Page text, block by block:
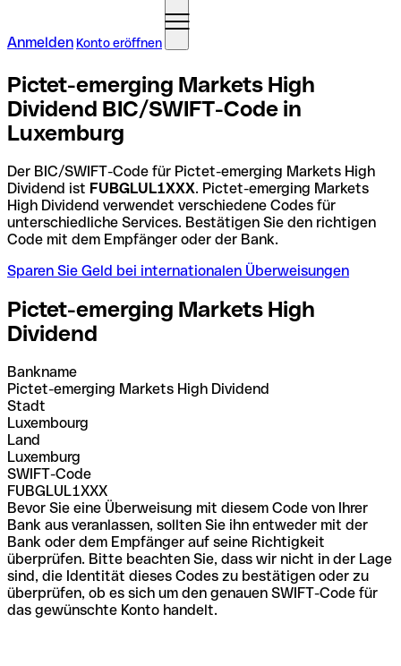
Anmelden Konto eröffnen
Pictet-emerging Markets High
Dividend BIC/SWIFT-Code in
Luxemburg
Der BIC/SWIFT-Code für Pictet-emerging Markets High
Dividend ist FUBGLUL1XXX. Pictet-emerging Markets
High Dividend verwendet verschiedene Codes für
unterschiedliche Services. Bestätigen Sie den richtigen
Code mit dem Empfänger oder der Bank.
Sparen Sie Geld bei internationalen Überweisungen
Pictet-emerging Markets High
Dividend
Bankname
Pictet-emerging Markets High Dividend
Stadt
Luxembourg
Land
Luxemburg
SWIFT-Code
FUBGLUL1XXX
Bevor Sie eine Überweisung mit diesem Code von Ihrer
Bank aus veranlassen, sollten Sie ihn entweder mit der
Bank oder dem Empfänger auf seine Richtigkeit
überprüfen. Bitte beachten Sie, dass wir nicht in der Lage
sind, die Identität dieses Codes zu bestätigen oder zu
überprüfen, ob es sich um den genauen SWIFT-Code für
das gewünschte Konto handelt.